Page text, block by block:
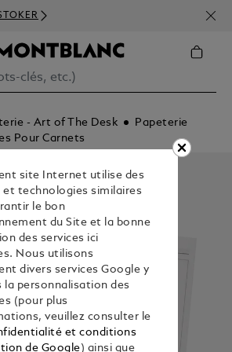
350€
- Art of The Desk
Papeterie
Pour Carnets
site Internet utilise des
et technologies similaires
le bon
du Site et la bonne
des services ici
Nous utilisons
divers services Google y
la personnalisation des
(pour plus
veuillez consulter le
et conditions
de Google) ainsi que